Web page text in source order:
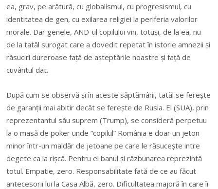
ea, grav, pe arătură, cu globalismul, cu progresismul, cu
identitatea de gen, cu exilarea religiei la periferia valorilor
morale. Dar genele, AND-ul copilului vin, totuşi, de la ea, nu
de la tatăl surogat care a dovedit repetat în istorie amnezii şi
răsuciri dureroase faţă de aşteptările noastre şi faţă de
cuvântul dat.
După cum se observă şi în aceste săptămâni, tatăl se fereşte
de garanţii mai abitir decât se fereşte de Rusia. El (SUA), prin
reprezentantul său suprem (Trump), se consideră perpetuu
la o masă de poker unde “copilul” România e doar un jeton
minor într-un maldăr de jetoane pe care le răsuceşte intre
degete ca la rişcă. Pentru el banul şi răzbunarea reprezintă
totul. Empatie, zero. Responsabilitate fată de ce au făcut
antecesorii lui la Casa Albă, zero. Dificultatea majoră în care îi